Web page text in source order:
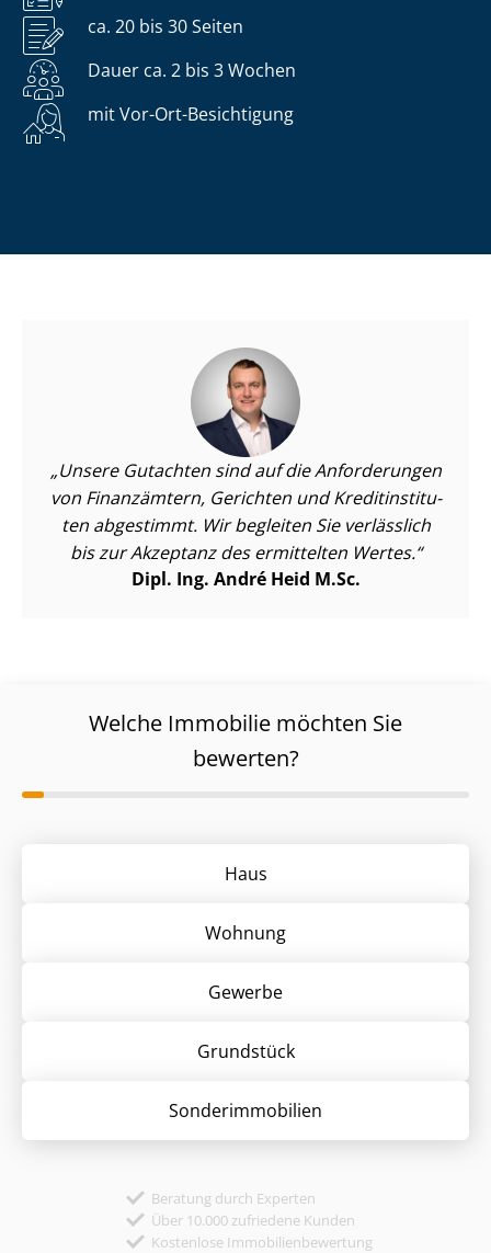
ca. 20 bis 30 Seiten
Dauer ca. 2 bis 3 Wochen
mit Vor-Ort-Besichtigung
Unsere Gutachten sind auf die Anforderungen
von Finanzämtern, Gerichten und Kre­dit­in­sti­tu­
ten abgestimmt. Wir begleiten Sie verlässlich
bis zur Akzeptanz des ermittelten Wertes.
Dipl. Ing. André Heid M.Sc.
Welche Immobilie möchten Sie
bewerten?
Haus
Wohnung
Gewerbe
Grund­stück
Sonder­immobilien
Beratung durch Experten
Über 10.000 zufriedene Kunden
Kostenlose Immobilienbewertung